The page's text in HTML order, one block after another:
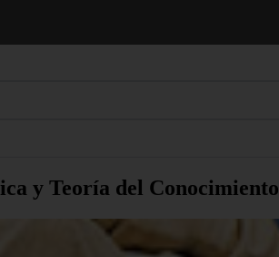
y Teoría del Conocimiento